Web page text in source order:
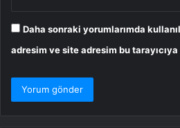
Daha sonraki yorumlarımda
adresim ve site adresim bu